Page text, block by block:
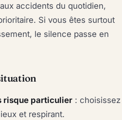
accidents du quotidien,
Si vous êtes surtout
le silence passe en
risque particulier : choisissez
et respirant.